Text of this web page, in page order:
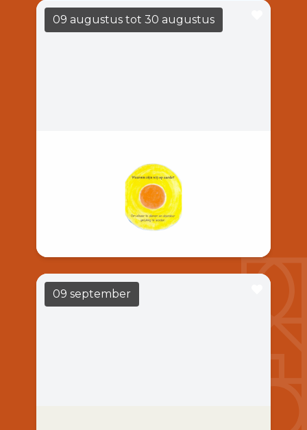
09 augustus tot 30 augustus
14:00
Casa Casla
Barend Hol, schilder, boetseerder en
schrijver. Waarom zijn wij op aarde?, Hoe te
leven? & Hoe nu verder?
09 september